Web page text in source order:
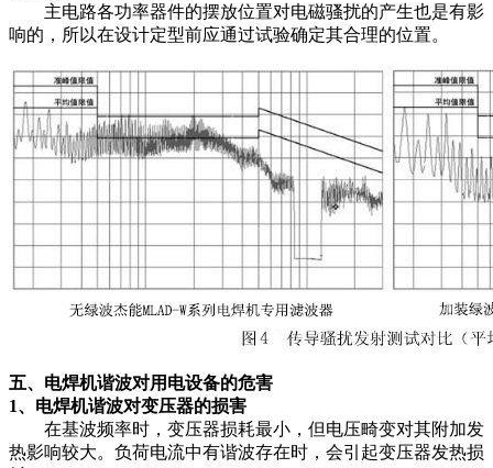
主电路各功率器件的摆放位置对电磁骚扰的产生也是有影
响的，所以在设计定型前应通过试验确定其合理的位置。
五、电焊机谐波对用电设备的危害
1、电焊机谐波对变压器的损害
在基波频率时，变压器损耗最小，但电压畸变对其附加发
热影响较大。负荷电流中有谐波存在时，会引起变压器发热损